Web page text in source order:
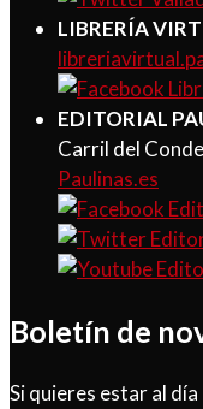
LIBRERÍA
EDITORIAL
Carril del
Paulinas.es
Boletín de
Si quieres estar al